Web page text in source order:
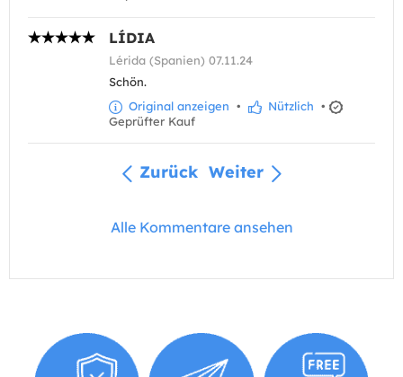
LÍDIA
Lérida (Spanien) 07.11.24
Schön.
Original anzeigen • Nützlich •
Geprüfter Kauf
Zurück Weiter
Alle Kommentare ansehen